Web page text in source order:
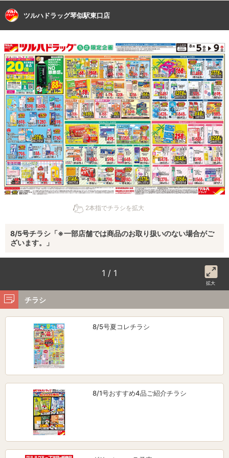
ツルハドラッグ琴似駅東口店
2本指でチラシを拡大
8/5号チラシ「※一部店舗では商品のお取り扱いのない場合がご
ざいます。」
1 / 1
拡大
チラシ
8/5号夏コレチラシ
8/1号おすすめ4品ご紹介チラシ